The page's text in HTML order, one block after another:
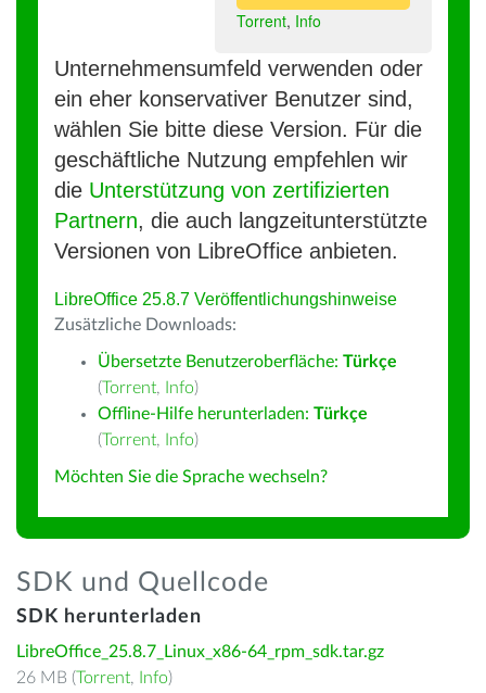
Torrent, Info
Unternehmensumfeld verwenden oder
ein eher konservativer Benutzer sind,
wählen Sie bitte diese Version. Für die
geschäftliche Nutzung empfehlen wir
die Unterstützung von zertifizierten
Partnern, die auch langzeitunterstützte
Versionen von LibreOffice anbieten.
LibreOffice 25.8.7 Veröffentlichungshinweise
Zusätzliche Downloads:
Übersetzte Benutzeroberfläche: Türkçe
(Torrent, Info)
Offline-Hilfe herunterladen: Türkçe
(Torrent, Info)
Möchten Sie die Sprache wechseln?
SDK und Quellcode
SDK herunterladen
LibreOffice_25.8.7_Linux_x86-64_rpm_sdk.tar.gz
26 MB (Torrent, Info)